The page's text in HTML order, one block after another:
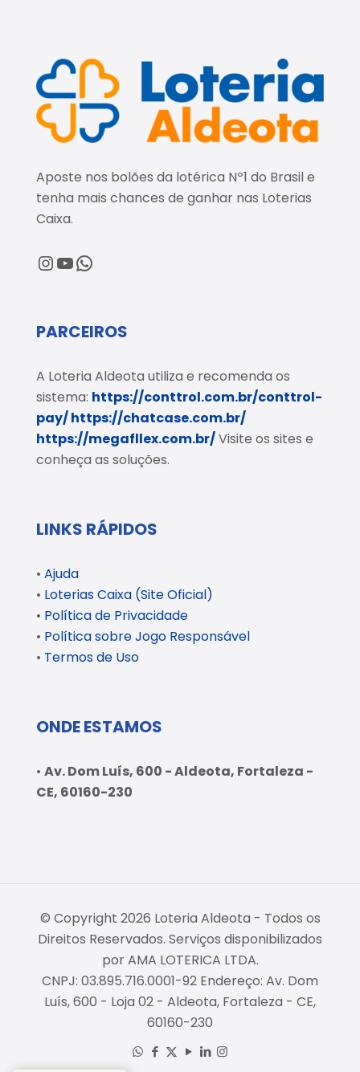
Aposte nos bolões da lotérica Nº1 do Brasil e
tenha mais chances de ganhar nas Loterias
Caixa.
@loteriaaldeota
@loteriaaldeota
Central de Atendimento
PARCEIROS
A Loteria Aldeota utiliza e recomenda os
sistema: https://conttrol.com.br/conttrol-
pay/https://chatcase.com.br/
https://megafllex.com.br/Visite os sites e
conheça as soluções.
LINKS RÁPIDOS
• Ajuda
• Loterias Caixa (Site Oficial)
• Política de Privacidade
• Política sobre Jogo Responsável
• Termos de Uso
ONDE ESTAMOS
• Av. Dom Luís, 600 - Aldeota, Fortaleza -
CE, 60160-230
© Copyright 2026 Loteria Aldeota - Todos os
Direitos Reservados. Serviços disponibilizados
por AMA LOTERICA LTDA.
CNPJ: 03.895.716.0001-92 Endereço: Av. Dom
Luís, 600 - Loja 02 - Aldeota, Fortaleza - CE,
60160-230